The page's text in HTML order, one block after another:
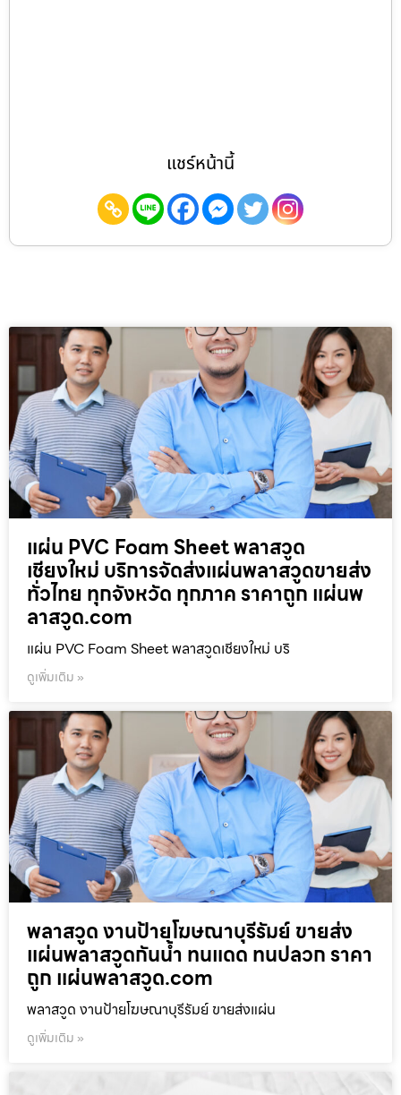
แชร์หน้านี้
แผ่น PVC Foam Sheet พลาสวูด
เชียงใหม่ บริการจัดส่งแผ่นพลาสวูดขายส่ง
ทั่วไทย ทุกจังหวัด ทุกภาค ราคาถูก แผ่นพ
ลาสวูด.com
แผ่น PVC Foam Sheet พลาสวูดเชียงใหม่ บริ
ดูเพิ่มเติม »
พลาสวูด งานป้ายโฆษณาบุรีรัมย์ ขายส่ง
แผ่นพลาสวูดกันน้ำ ทนแดด ทนปลวก ราคา
ถูก แผ่นพลาสวูด.com
พลาสวูด งานป้ายโฆษณาบุรีรัมย์ ขายส่งแผ่น
ดูเพิ่มเติม »